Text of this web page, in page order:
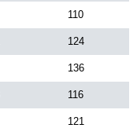
110
124
136
116
121